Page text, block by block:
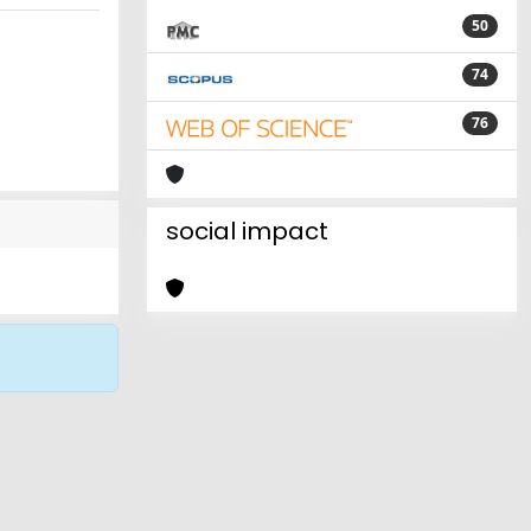
50
74
76
social impact